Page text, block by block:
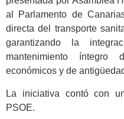
al Parlamento de
directa del transporte
garantizando la
mantenimiento íntegro
económicos y de
La iniciativa contó con
PSOE.